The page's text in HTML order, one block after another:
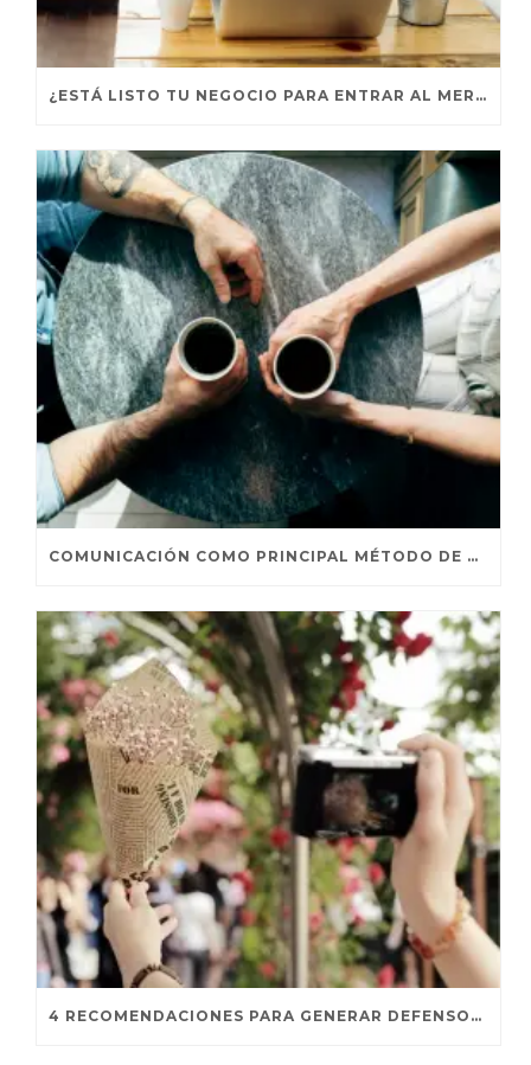
¿ESTÁ LISTO TU NEGOCIO PARA ENTRAR AL MERCADO GLOBAL?
COMUNICACIÓN COMO PRINCIPAL MÉTODO DE PERSUASIÓN
4 RECOMENDACIONES PARA GENERAR DEFENSORES DE MARCA